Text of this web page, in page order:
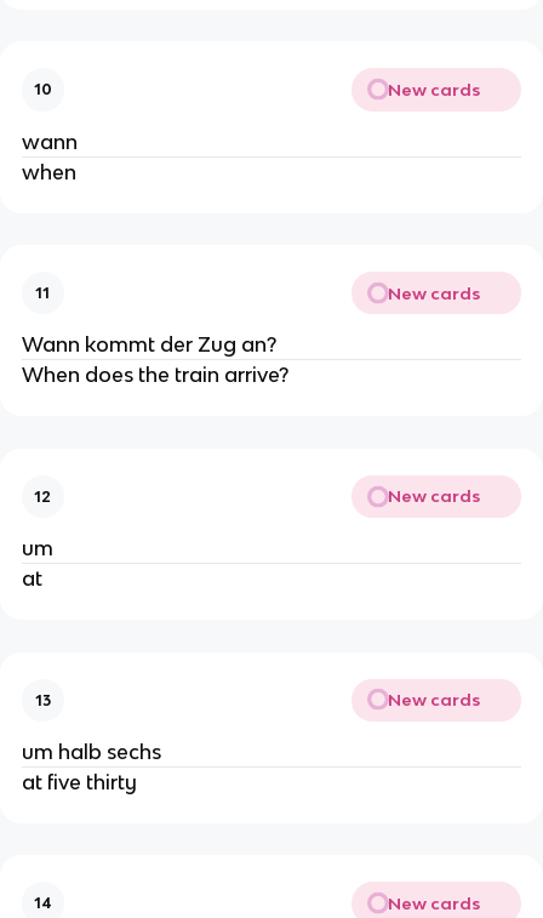
10 New cards
wann
when
11 New cards
Wann kommt der Zug an?
When does the train arrive?
12 New cards
um
at
13 New cards
um halb sechs
at five thirty
14 New cards